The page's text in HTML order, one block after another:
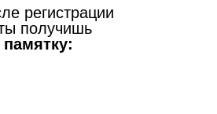
регистрации
получишь
памятку: